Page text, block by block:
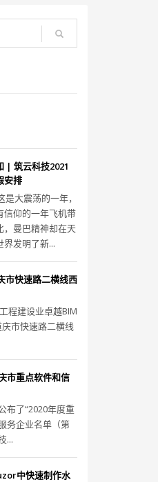
| 筑云科技2021
安排
是大震荡的一年，
信仰的一年飞机带
，曼巴精神却在天
界发明了新...
市快速路二横线西
程建设业卓越BIM
市快速路二横线
市重点软件和信
布了“2020年度重
务企业名单（第
...
中快速制作水